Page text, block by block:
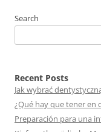
Search
Recent Posts
Jak wybrać
¿Qué hay que tener en
Preparación para una